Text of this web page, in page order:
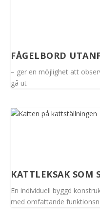
FÅGELBORD
– ger en möjlighet att
gå ut
KATTLEKSAK SOM
En individuell byggd
med omfattande